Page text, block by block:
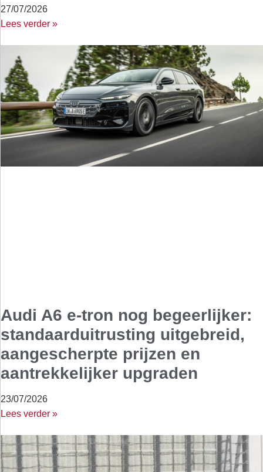
27/07/2026
Lees verder »
Audi A6 e-tron nog begeerlijker:
standaarduitrusting uitgebreid,
aangescherpte prijzen en
aantrekkelijker upgraden
23/07/2026
Lees verder »